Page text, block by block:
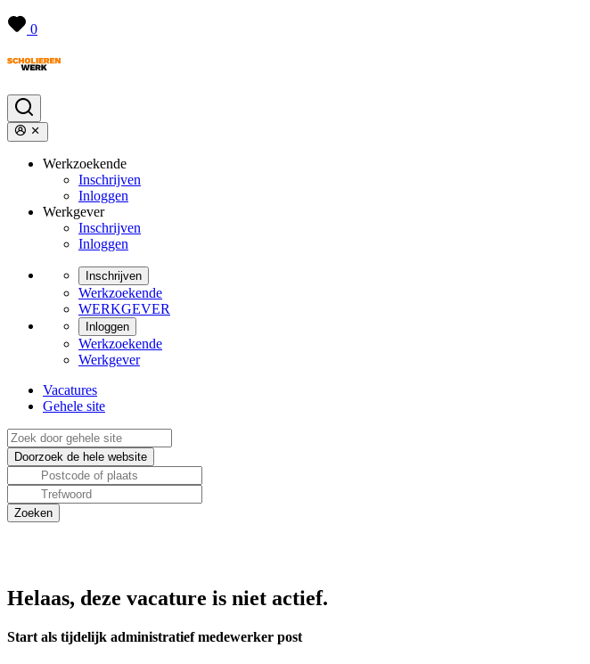
0
Werkzoekende
Inschrijven
Inloggen
Werkgever
Inschrijven
Inloggen
Inschrijven
Werkzoekende
WERKGEVER
Inloggen
Werkzoekende
Werkgever
Vacatures
Gehele site
Helaas, deze vacature is niet actief.
Start als tijdelijk administratief medewerker post